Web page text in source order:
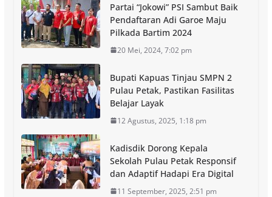
Partai “Jokowi” PSI Sambut Baik
Pendaftaran Adi Garoe Maju
Pilkada Bartim 2024
20 Mei, 2024, 7:02 pm
Bupati Kapuas Tinjau SMPN 2
Pulau Petak, Pastikan Fasilitas
Belajar Layak
12 Agustus, 2025, 1:18 pm
Kadisdik Dorong Kepala
Sekolah Pulau Petak Responsif
dan Adaptif Hadapi Era Digital
11 September, 2025, 2:51 pm